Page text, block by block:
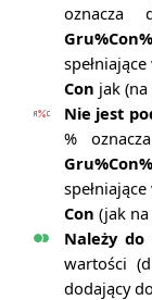
oznacza
Gru%Con%
Con jak (na
Nie jest
%
Gru%Con%
Con (jak na
Należy do
wartości
dodający